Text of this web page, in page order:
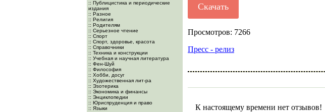
:: Публицистика и периодические
издания
:: Разное
:: Религия
:: Родителям
:: Серьезное чтение
:: Спорт
:: Спорт, здоровье, красота
:: Справочники
:: Техника и конструкции
:: Учебная и научная литература
:: Фен-Шуй
:: Философия
:: Хобби, досуг
:: Художественная лит-ра
:: Эзотерика
:: Экономика и финансы
:: Энциклопедии
:: Юриспруденция и право
:: Языки
Скачать
Просмотров: 7266
Пресс - релиз
К настоящему времени нет отзывов!